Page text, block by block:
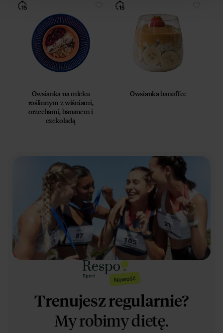
Owsianka na mleku
roślinnym z wiśniami,
orzechami, bananem i
czekoladą
Owsianka banoffee
Trenujesz regularnie?
My robimy dietę.